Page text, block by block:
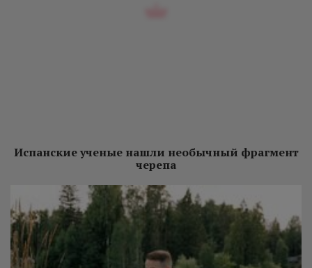
Испанские ученые нашли необычный фрагмент
черепа